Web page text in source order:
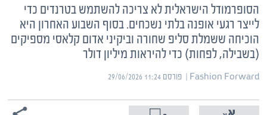
הסופרמודל הישראלית לא צריכה להשתמש בטרנדים כדי
לייצר רגעי אופנה בלתי נשכחים. בסוף השבוע האחרון היא
הוכיחה ששמלת סליפ שחורה וביקיני אדום קלאסי מספיקים
(בשבילה, לפחות) כדי להיראות מיליון דולר
Fashion Forward | ‏ פורסם ‎29/06/2026 11:24